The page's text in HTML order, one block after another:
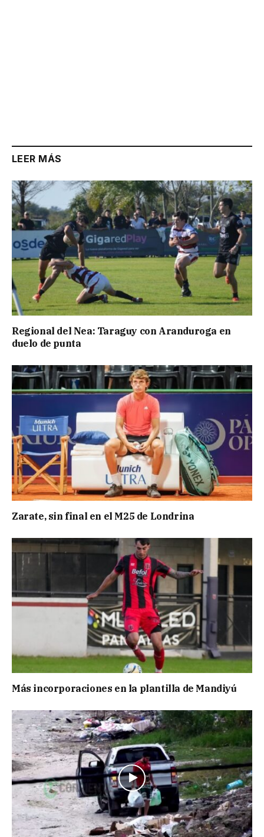
LEER MÁS
Regional del Nea: Taraguy con Aranduroga en
duelo de punta
Zarate, sin final en el M25 de Londrina
Más incorporaciones en la plantilla de Mandiyú